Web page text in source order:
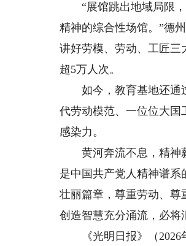
“展馆跳出地域局限，
精神的综合性场馆。”德
讲好劳模、劳动、工匠三
超5万人次。
如今，教育基地还通过
代劳动模范、一位位大国
感染力。
黄河奔流不息，精神薪
是中国共产党人精神谱
壮丽篇章，尊重劳动、尊
创造智慧充分涌流，必将
《光明日报》（2026年